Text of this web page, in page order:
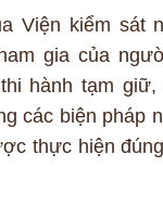
Viện kiểm sát
gia của
hành tạm giữ,
các biện pháp
thực hiện